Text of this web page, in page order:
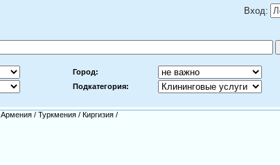
Вход:
Город:
Подкатегория:
Армения / Туркмения / Киргизия /